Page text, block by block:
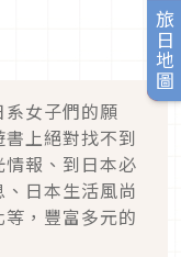
旅日地圖
女子們的願
上絕對找不到
報、到日本必
日本生活風尚
，豐富多元的